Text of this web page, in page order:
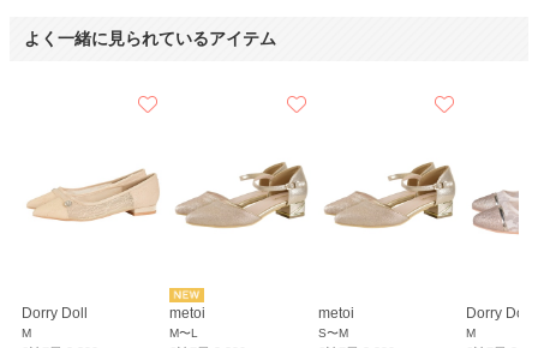
よく一緒に見られているアイテム
Dorry Doll
M
metoi
M〜L
metoi
S〜M
Dorry Doll
M